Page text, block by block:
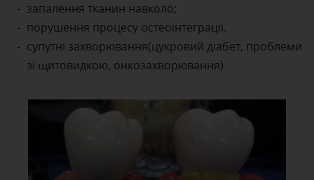
запалення тканин навколо;
порушення процесу остеоінтеграції.
супутні захворювання(цукровий діабет, проблеми
зі щитовидкою, онкозахворювання)